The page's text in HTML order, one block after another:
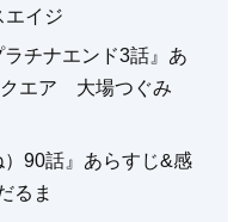
イジ
ラチナエンド3話』あ
クエア 大場つぐみ
90話』あらすじ&感
るま